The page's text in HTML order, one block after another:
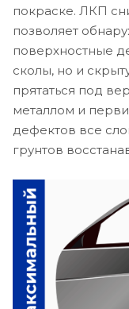
покраске. ЛКП
позволяет
поверхностные
сколы, но и
прятаться под
металлом и
дефектов все
грунтов